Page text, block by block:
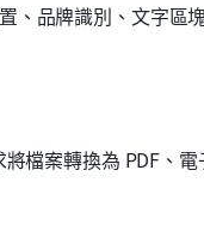
、品牌識別、文字區
檔案轉換為 PDF、